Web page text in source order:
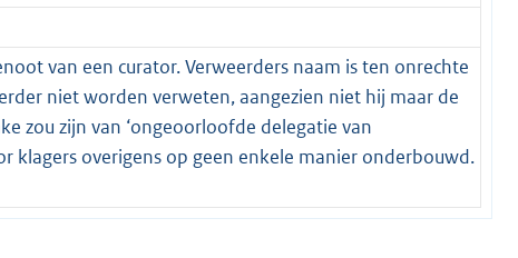
van een curator. Verweerders naam is ten onrechte
niet worden verweten, aangezien niet hij maar de
zou zijn van ‘ongeoorloofde delegatie van
klagers overigens op geen enkele manier onderbouwd.